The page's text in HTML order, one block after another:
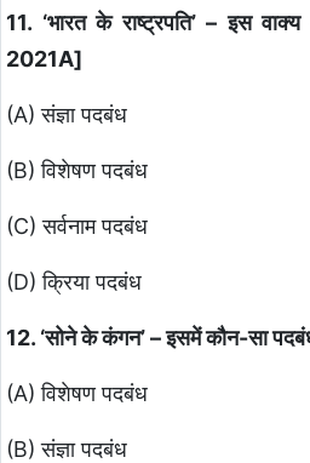
11. ‘भारत के राष्ट्रपति’ – इस
2021A]
(A) संज्ञा पदबंध
(B) विशेषण पदबंध
(C) सर्वनाम पदबंध
(D) क्रिया पदबंध
12. ‘सोने के कंगन’ – इसमें कौन-सा
(A) विशेषण पदबंध
(B) संज्ञा पदबंध